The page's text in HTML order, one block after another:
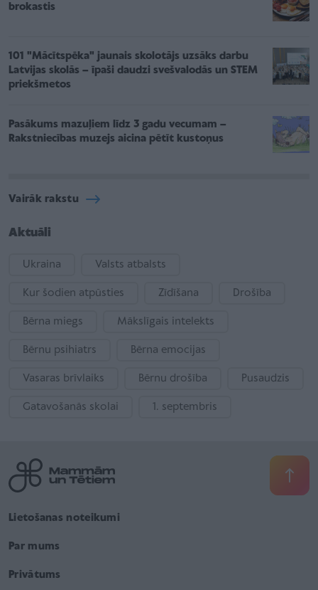
brokastis
101 "Mācītspēka" jaunais skolotājs uzsāks darbu
Latvijas skolās – īpaši daudzi svešvalodās un STEM
priekšmetos
Pasākums mazuļiem līdz 3 gadu vecumam –
Rakstniecības muzejs aicina pētīt kustoņus
Vairāk rakstu
Aktuāli
Ukraina Valsts atbalsts
Kur šodien atpūsties Zīdīšana Drošība
Bērna miegs Mākslīgais intelekts
Bērnu psihiatrs Bērna emocijas
Vasaras brīvlaiks Bērnu drošība Pusaudzis
Gatavošanās skolai 1. septembris
Lietošanas noteikumi
Par mums
Privātums